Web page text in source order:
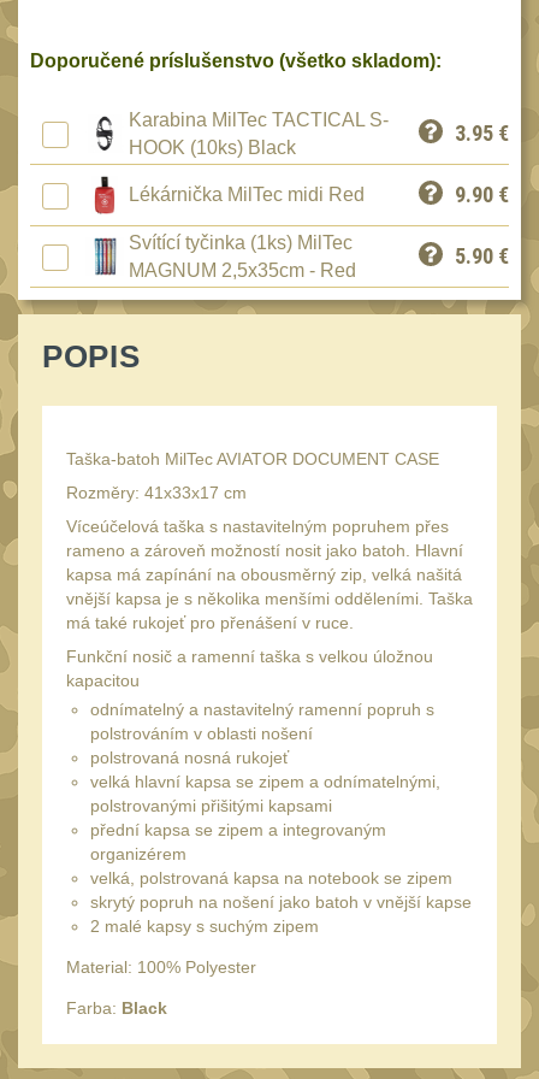
Kontakty
objednávky
BRAŠNY A TAŠKY
Univerzalní tašky
Speciální přepravní
tašky
40
Ledvinky
Duffle bagy25
Speciální pouzdra I
Speciální pouzdra II
Speciální pouzdra III12
Pouzdra na láhev42
Pouzdra na toaletní
potřeby
Pouzdra na
lékárničku48
Pouzdra na
elektroniku67
Pouzdra a kapsy na
suchý zip 95
Stehenní pouzdra29
Pouzdra na svítilny2
Puzdrá na mapy
Doporučené príslušenstvo (všetko skladom):
Karabina MilTec TACTICAL S-
HOOK (10ks) Black
3.95 €
Lékárnička MilTec midi Red 9.90 €
Svítící tyčinka (1ks) MilTec
MAGNUM 2,5x35cm - Red
5.90 €
POPIS
Taška-batoh MilTec AVIATOR DOCUMENT CASE
Rozměry: 41x33x17 cm
Víceúčelová taška s nastavitelným popruhem přes
rameno a zároveň možností nosit jako batoh. Hlavní
kapsa má zapínání na obousměrný zip, velká našitá
vnější kapsa je s několika menšími odděleními. Taška
má také rukojeť pro přenášení v ruce.
Funkční nosič a ramenní taška s velkou úložnou
kapacitou
odnímatelný a nastavitelný ramenní popruh s
polstrováním v oblasti nošení
polstrovaná nosná rukojeť
velká hlavní kapsa se zipem a odnímatelnými,
polstrovanými přišitými kapsami
přední kapsa se zipem a integrovaným
organizérem
velká, polstrovaná kapsa na notebook se zipem
skrytý popruh na nošení jako batoh v vnější kapse
2 malé kapsy s suchým zipem
Material: 100% Polyester
Farba: Black